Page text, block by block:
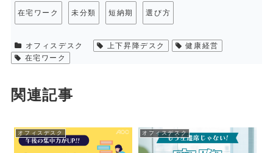
在宅ワーク 未分類 短納期 選び方
オフィスデスク 上下昇降デスク
健康経営
在宅ワーク
関連記事
オフィスデスク オフィスデスク